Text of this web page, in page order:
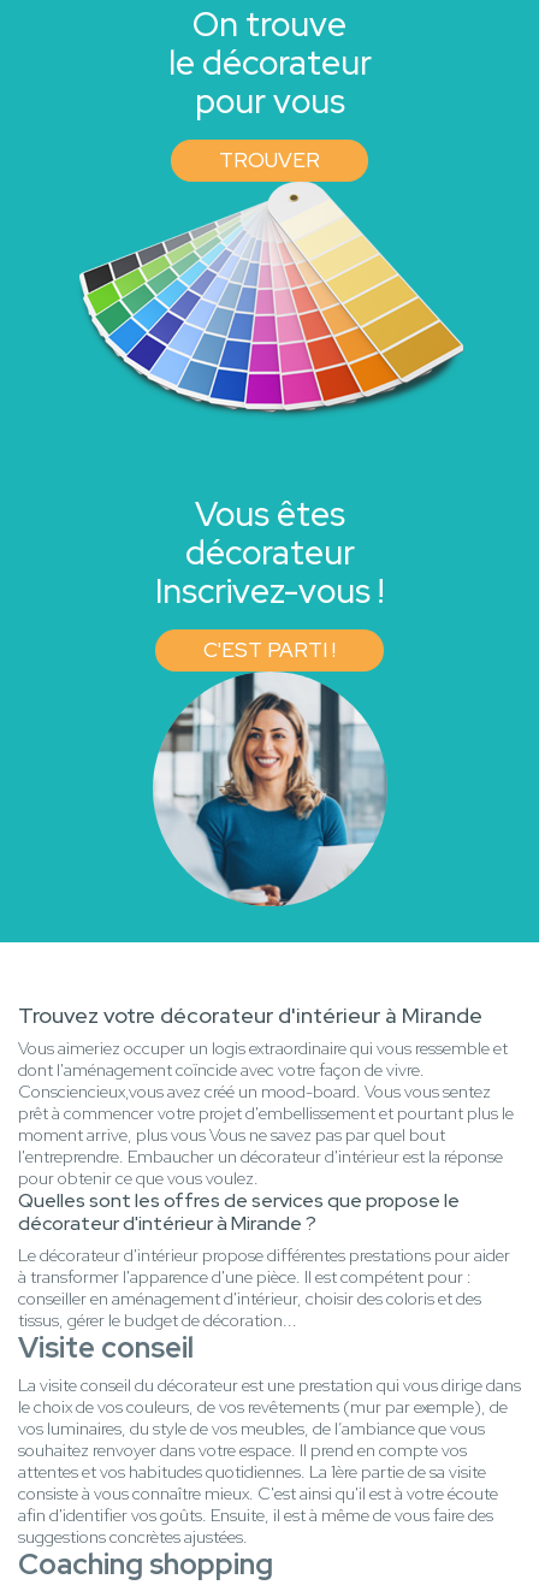
On trouve
le décorateur
pour vous
TROUVER
Vous êtes
décorateur
Inscrivez-vous !
C'EST PARTI !
Trouvez votre décorateur d'intérieur à Mirande
Vous aimeriez occuper un logis extraordinaire qui vous ressemble et
dont l'aménagement coïncide avec votre façon de vivre.
Consciencieux,vous avez créé un mood-board. Vous vous sentez
prêt à commencer votre projet d'embellissement et pourtant plus le
moment arrive, plus vous Vous ne savez pas par quel bout
l'entreprendre. Embaucher un décorateur d'intérieur est la réponse
pour obtenir ce que vous voulez.
Quelles sont les offres de services que propose le
décorateur d'intérieur à Mirande ?
Le décorateur d'intérieur propose différentes prestations pour aider
à transformer l'apparence d'une pièce. Il est compétent pour :
conseiller en aménagement d'intérieur, choisir des coloris et des
tissus, gérer le budget de décoration...
Visite conseil
La visite conseil du décorateur est une prestation qui vous dirige dans
le choix de vos couleurs, de vos revêtements (mur par exemple), de
vos luminaires, du style de vos meubles, de l’ambiance que vous
souhaitez renvoyer dans votre espace. Il prend en compte vos
attentes et vos habitudes quotidiennes. La 1ère partie de sa visite
consiste à vous connaître mieux. C'est ainsi qu'il est à votre écoute
afin d'identifier vos goûts. Ensuite, il est à même de vous faire des
suggestions concrètes ajustées.
Coaching shopping